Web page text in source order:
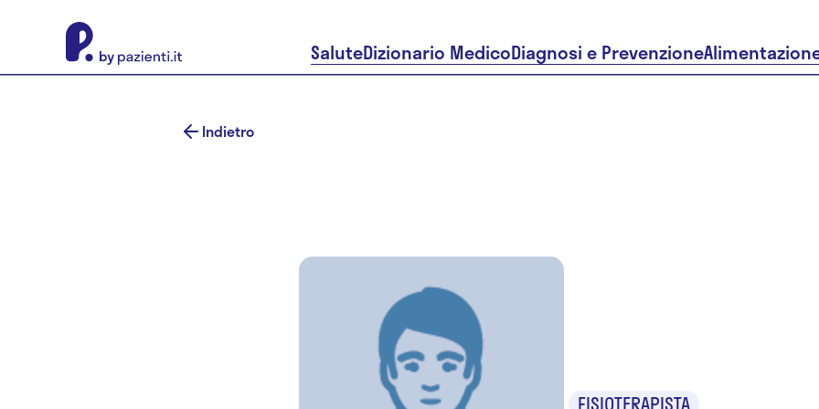
SaluteDizionario MedicoDiagnosi e Prevenzione
Indietro
FISIOTERAPISTA